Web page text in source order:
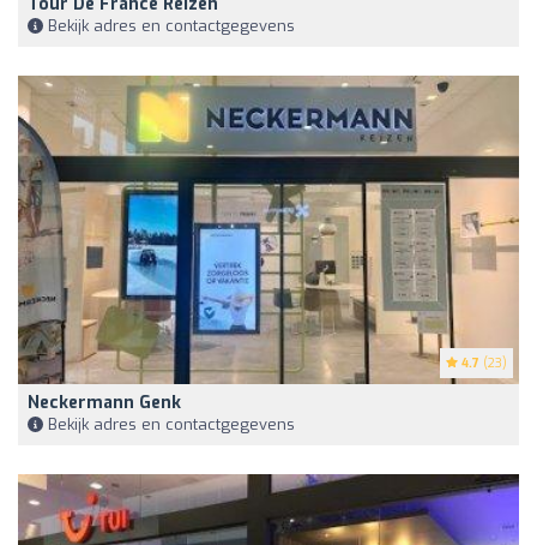
Tour De France Reizen
Bekijk adres en contactgegevens
4.7 (23)
Neckermann Genk
Bekijk adres en contactgegevens